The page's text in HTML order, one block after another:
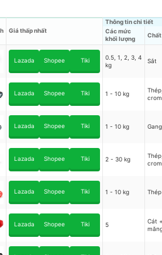
Giá thấp nhất
Thông tin chi tiết
Các mức
khối lượng
Lazada Shopee Tiki
0.5, 1, 2, 3, 4
kg
Sắt
Lazada Shopee Tiki 1 - 10 kg
Lazada Shopee Tiki 1 - 10 kg Gang
Lazada Shopee Tiki 2 - 30 kg
Lazada Shopee Tiki 1 - 10 kg Thép
Lazada Shopee Tiki 5
Cát